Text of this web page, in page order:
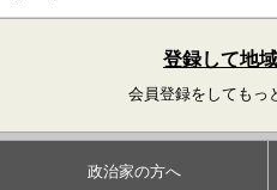
登録して地
会員登録をしてもっ
政治家の方へ